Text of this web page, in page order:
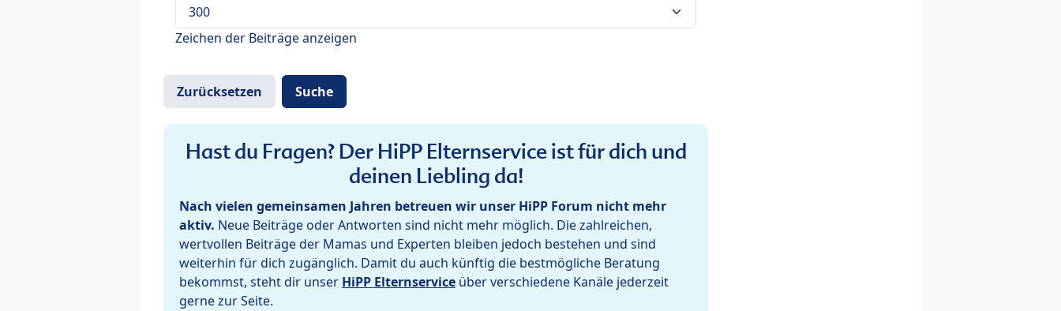
Zeichen der Beiträge anzeigen
Hast du Fragen? Der HiPP Elternservice ist für dich und
deinen Liebling da!
Nach vielen gemeinsamen Jahren betreuen wir unser HiPP Forum nicht mehr
aktiv. Neue Beiträge oder Antworten sind nicht mehr möglich. Die zahlreichen,
wertvollen Beiträge der Mamas und Experten bleiben jedoch bestehen und sind
weiterhin für dich zugänglich. Damit du auch künftig die bestmögliche Beratung
bekommst, steht dir unser HiPP Elternservice über verschiedene Kanäle jederzeit
gerne zur Seite.